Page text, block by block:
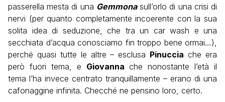
passerella mesta di una Gemmonasull’orlo di una crisi di
nervi (per quanto completamente incoerente con la sua
solita idea di seduzione, che tra un car wash e una
secchiata d’acqua conosciamo fin troppo bene ormai…),
perché quasi tutte le altre – esclusa Pinuccia che era
però fuori tema, e Giovanna che nonostante l’età il
tema l’ha invece centrato tranquillamente – erano di una
cafonaggine infinita. Checché ne pensino loro, certo.